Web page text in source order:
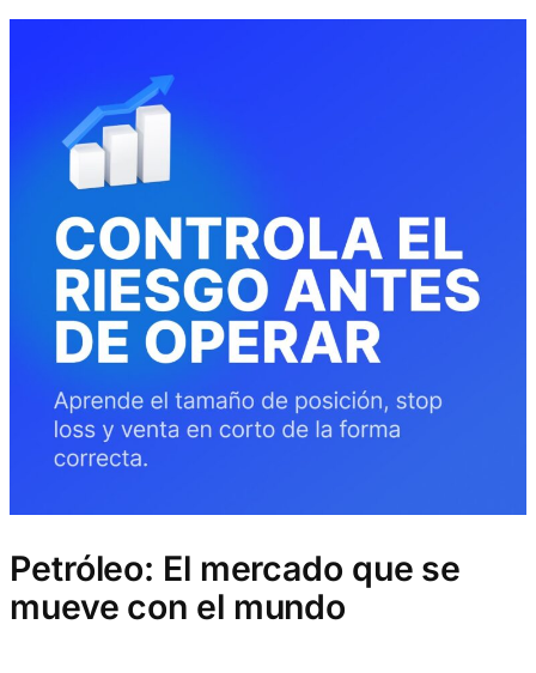
Petróleo: El mercado que se
mueve con el mundo